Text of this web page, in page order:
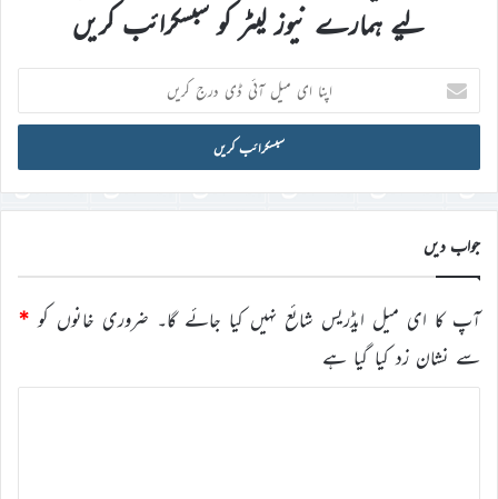
لیے ہمارے نیوز لیٹر کو سبسکرائب کریں
اپنا
ای
میل
ڈی
درج
کریں
جواب دیں
آپ کا ای میل ایڈریس شائع نہیں کیا جائے گا۔ ضروری خانوں کو *
سے نشان زد کیا گیا ہے